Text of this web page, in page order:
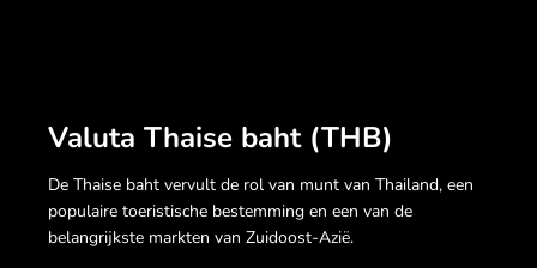
Valuta Thaise baht (THB)
De Thaise baht vervult de rol van munt van Thailand, een
populaire toeristische bestemming en een van de
belangrijkste markten van Zuidoost-Azië.